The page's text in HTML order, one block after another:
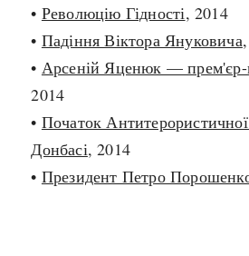
• Революцію Гідності, 2014
• Падіння Віктора Януковича
• Арсеній Яценюк — прем'єр-
2014
• Початок Антитерористичної
Донбасі, 2014
• Президент Петро